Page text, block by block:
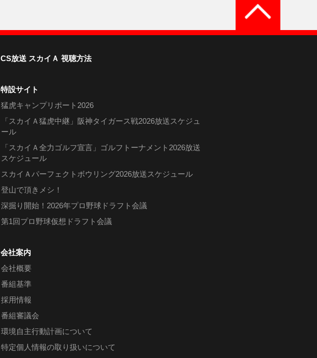
CS放送 スカイＡ 視聴方法
特設サイト
猛虎キャンプリポート2026
「スカイＡ猛虎中継」阪神タイガース戦2026放送スケジュ
ール
「スカイＡ全力ゴルフ宣言」ゴルフトーナメント2026放送
スケジュール
スカイＡパーフェクトボウリング2026放送スケジュール
登山で頂きメシ！
深掘り開始！2026年プロ野球ドラフト会議
第1回プロ野球仮想ドラフト会議
会社案内
会社概要
番組基準
採用情報
番組審議会
環境自主行動計画について
特定個人情報の取り扱いについて